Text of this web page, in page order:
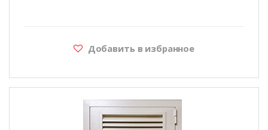
Добавить в избранное